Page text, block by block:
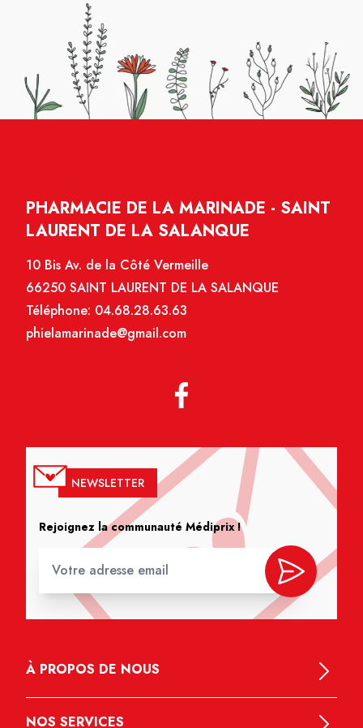
PHARMACIE DE LA MARINADE - SAINT
LAURENT DE LA SALANQUE
10 Bis Av. de la Côté Vermeille
66250 SAINT LAURENT DE LA SALANQUE
Téléphone: 04.68.28.63.63
phielamarinade@gmail.com
NEWSLETTER
Rejoignez la communauté Médiprix !
À PROPOS DE NOUS
NOS SERVICES